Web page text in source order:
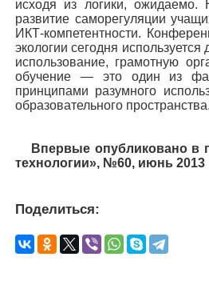
исходя из логики,
развитие саморегуляции
ИКТ-компетентности.
экологии сегодня
использование, грамотную
обучение — это один из
принципами разумного
образовательного
Впервые опубликовано в
технологии», №60, июнь 2013
Поделиться: